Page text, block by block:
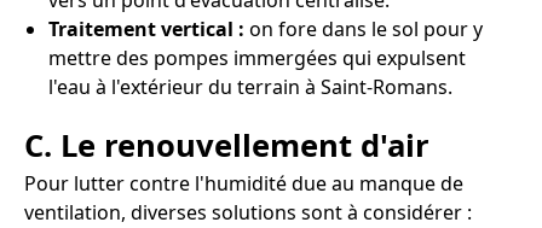
Traitement vertical : on fore dans le sol pour y
mettre des pompes immergées qui expulsent
l'eau à l'extérieur du terrain à Saint-Romans.
C. Le renouvellement d'air
Pour lutter contre l'humidité due au manque de
ventilation, diverses solutions sont à considérer :